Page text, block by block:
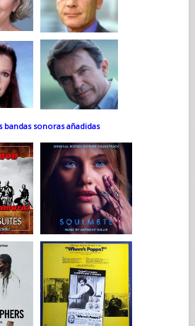
bandas sonoras añadidas